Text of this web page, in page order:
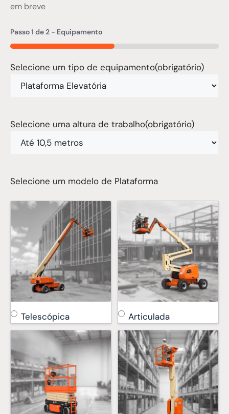
em breve
Passo1 de 2 - Equipamento
50%
Selecione um tipo de equipamento(obrigatório)
Selecione uma altura de trabalho(obrigatório)
Selecione um modelo de Plataforma
Telescópica Articulada